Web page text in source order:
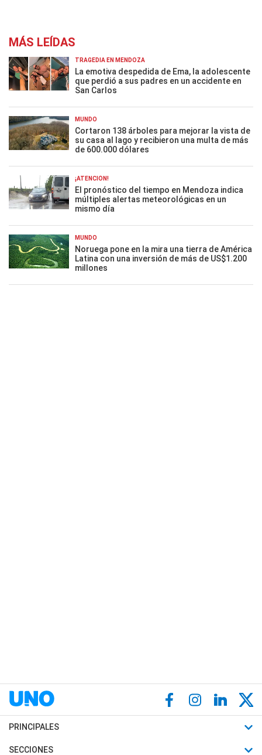
MÁS LEÍDAS
TRAGEDIA EN MENDOZA
La emotiva despedida de Ema, la adolescente
que perdió a sus padres en un accidente en
San Carlos
MUNDO
Cortaron 138 árboles para mejorar la vista de
su casa al lago y recibieron una multa de más
de 600.000 dólares
¡ATENCIÓN!
El pronóstico del tiempo en Mendoza indica
múltiples alertas meteorológicas en un
mismo día
MUNDO
Noruega pone en la mira una tierra de América
Latina con una inversión de más de US$1.200
millones
PRINCIPALES
Últimas Noticias
SECCIONES